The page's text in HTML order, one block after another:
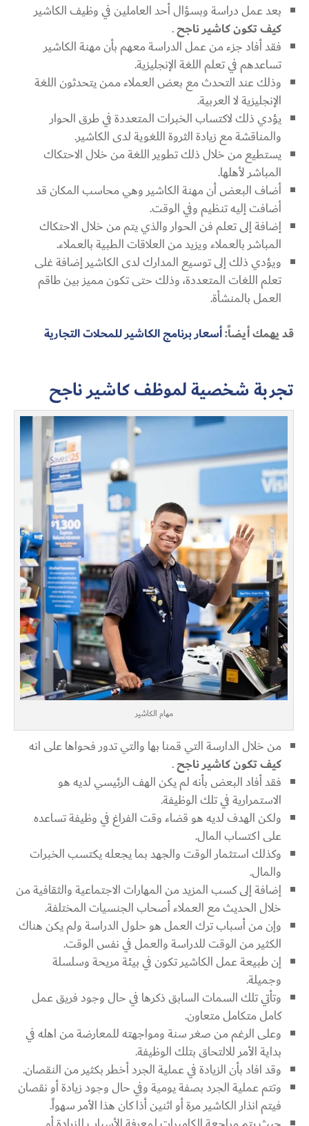
بعد عمل دراسة وبسؤال أحد العاملين في وظيف الكاشير
كيف تكون كاشير ناجح.
فقد أفاد جزء من عمل الدراسة معهم بأن مهنة الكاشير
تساعدهم في تعلم اللغة الإنجليزية.
وذلك عند التحدث مع بعض العملاء ممن يتحدثون اللغة
الإنجليزية لا العربية.
يؤدي ذلك لاكتساب الخبرات المتعددة في طرق الحوار
والمناقشة مع زيادة الثروة اللغوية لدى الكاشير.
يستطيع من خلال ذلك تطوير اللغة من خلال الاحتكاك
المباشر لأهلها.
أضاف البعض أن مهنة الكاشير وهي محاسب المكان قد
أضافت إليه تنظيم وفي الوقت.
إضافة إلى تعلم فن الحوار والذي يتم من خلال الاحتكاك
المباشر بالعملاء ويزيد من العلاقات الطبية بالعملاء.
ويؤدي ذلك إلى توسيع المدارك لدى الكاشير إضافة غلى
تعلم اللغات المتعددة، وذلك حتى تكون مميز بين طاقم
العمل بالمنشأة.
قد يهمك أيضاً:أسعار برنامج الكاشير للمحلات التجارية
تجربة شخصية لموظف كاشير ناجح
مهام الكاشير
من خلال الدارسة التي قمنا بها والتي تدور فحواها على انه
كيف تكون كاشير ناجح.
فقد أفاد البعض بأنه لم يكن الهف الرئيسي لديه هو
الاستمرارية في تلك الوظيفة.
ولكن الهدف لديه هو قضاء وقت الفراغ في وظيفة تساعده
على اكتساب المال.
وكذلك استثمار الوقت والجهد بما يجعله يكتسب الخبرات
والمال.
إضافة إلى كسب المزيد من المهارات الاجتماعية والثقافية من
خلال الحديث مع العملاء أصحاب الجنسيات المختلفة.
وإن من أسباب ترك العمل هو حلول الدراسة ولم يكن هناك
الكثير من الوقت للدراسة والعمل في نفس الوقت.
إن طبيعة عمل الكاشير تكون في بيئة مريحة وسلسلة
وجميلة.
وتأتي تلك السمات السابق ذكرها في حال وجود فريق عمل
كامل متكامل متعاون.
وعلى الرغم من صغر سنة ومواجهته للمعارضة من اهله في
بداية الأمر للالتحاق بتلك الوظيفة.
وقد افاد بأن الزيادة في عملية الجرد أخطر بكثير من النقصان.
وتتم عملية الجرد بصفة يومية وفي حال وجود زيادة أو نقصان
فيتم انذار الكاشير مرة أو اثنين أذا كان هذا الأمر سهواً.